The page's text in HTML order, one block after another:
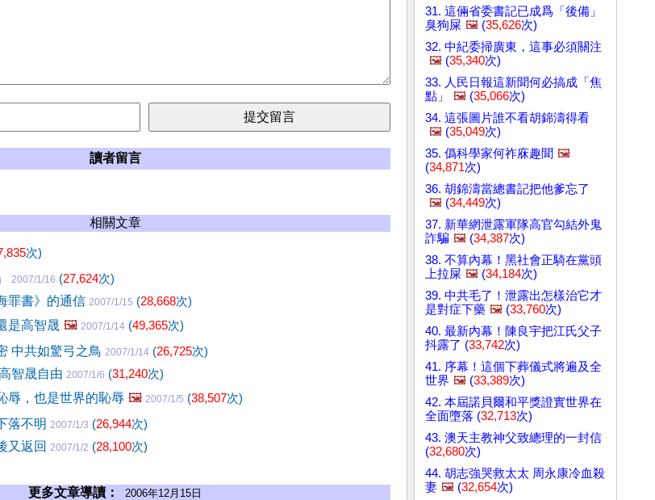
讀者留言
相關文章
次)
2007/1/16 (27,624次)
罪書》的通信 2007/1/15 (28,668次)
是高智晟 🖼️ 2007/1/14 (49,365次)
中共如驚弓之鳥 2007/1/14 (26,725次)
智晟自由 2007/1/6 (31,240次)
辱，也是世界的恥辱 🖼️ 2007/1/5 (38,507次)
落不明 2007/1/3 (26,944次)
又返回 2007/1/2 (28,100次)
更多文章導讀： 2006年12月15日
31. 這倆省委書記已成爲「後備」
臭狗屎 🖼️ (35,626次)
32. 中紀委掃廣東，這事必須關注
🖼️ (35,340次)
33. 人民日報這新聞何必搞成「焦
點」
🖼️ (35,066次)
34. 這張圖片誰不看胡錦濤得看
🖼️ (35,049次)
35. 僞科學家何祚庥趣聞 🖼️
(34,871次)
36. 胡錦濤當總書記把他爹忘了
🖼️ (34,449次)
37. 新華網泄露軍隊高官勾結外鬼
詐騙 🖼️ (34,387次)
38. 不算內幕！黑社會正騎在黨頭
上拉屎 🖼️ (34,184次)
39. 中共毛了！泄露出怎樣治它才
是對症下藥 🖼️ (33,760次)
40. 最新內幕！陳良宇把江氏父子
抖露了 (33,742次)
41. 序幕！這個下葬儀式將遍及全
世界 🖼️ (33,389次)
42. 本屆諾貝爾和平獎證實世界在
全面墮落 (32,713次)
43. 澳天主教神父致總理的一封信
(32,680次)
44. 胡志強哭救太太 周永康冷血殺
妻 🖼️ (32,654次)